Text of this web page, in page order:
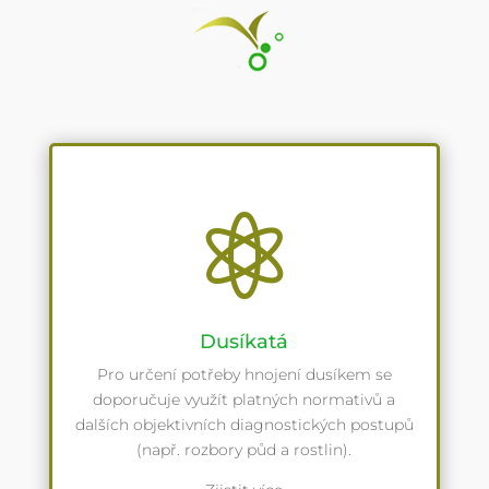

Dusíkatá
Pro určení potřeby hnojení dusíkem se
doporučuje využít platných normativů a
dalších objektivních diagnostických postupů
(např. rozbory půd a rostlin).